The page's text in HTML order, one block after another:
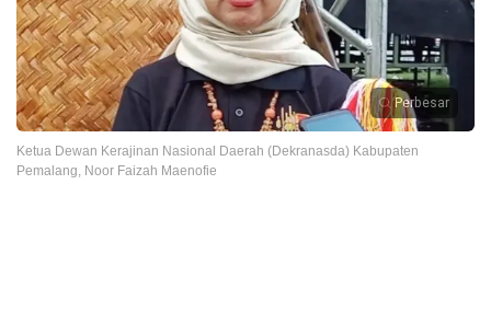
Perbesar
Ketua Dewan Kerajinan Nasional Daerah (Dekranasda) Kabupaten
Pemalang, Noor Faizah Maenofie